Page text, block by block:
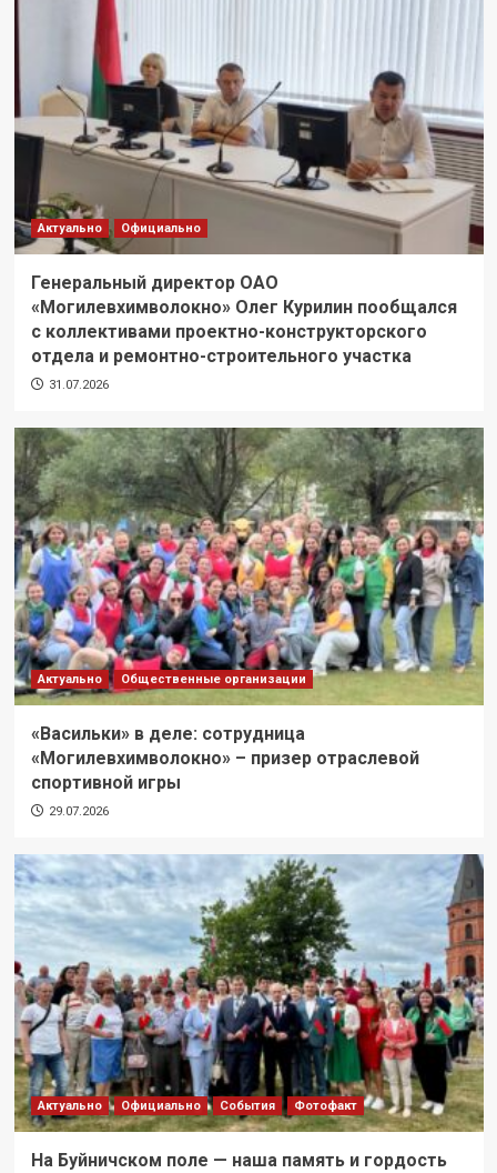
Актуально Официально
Генеральный директор ОАО
«Могилевхимволокно» Олег Курилин пообщался
с коллективами проектно-конструкторского
отдела и ремонтно-строительного участка
31.07.2026
Актуально Общественные организации
«Васильки» в деле: сотрудница
«Могилевхимволокно» – призер отраслевой
спортивной игры
29.07.2026
Актуально Официально События Фотофакт
На Буйничском поле — наша память и гордость